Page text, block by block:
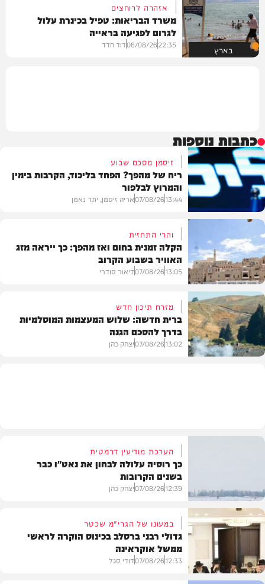
בארץ
אזהרה לרוחצים
משרד הבריאות: טפיל בכינרת עלול
לגרום לפגיעה בראייה
22:35
06/08/26דוד חדד
כתבות נוספות
פוליטי
זיסמן מסכם שבוע
ריח של מהפך? הפחד בליכוד, הקרבות בימין
והמרוץ לבלפור
13:44
07/08/26אריה זיסמן, יתד נאמן
מזג האוויר
והרי התחזית
הקלה זמנית בחום ואז מהפך: כך ייראה מזג
האוויר בשבוע הקרוב
13:05
07/08/26ליאור סודרי
מזרח תיכון חדש
ברית חדשה: שלוש המעצמות המוסלמיות
בדרך להסכם הגנה
13:02
07/08/26יצחק כהן
הערכת מודיעין דרמטית
כך רוסיה עלולה לבחון את נאט"ו כבר
בשנים הקרובות
12:39
07/08/26יצחק כהן
במעונו של הגרי"מ שכטר
גדולי רבני ברסלב בכינוס הוקרה לראשי
ממשל אוקראינה
12:33
07/08/26דודי סגל